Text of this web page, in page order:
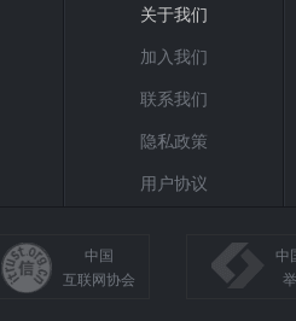
关于我们
加入我们
联系我们
隐私政策
用户协议
中国
互联网协会
中